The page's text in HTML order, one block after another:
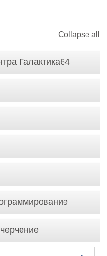
Collapse all
Галактика64